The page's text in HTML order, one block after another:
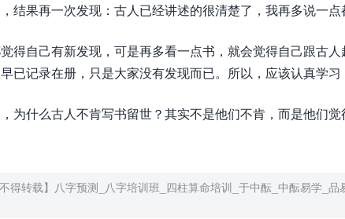
结果再一次发现：古人已经讲述的很清楚了，我再多说一点
得自己有新发现，可是再多看一点书，就会觉得自己跟古
已记录在册，只是大家没有发现而已。所以，应该认真学习
为什么古人不肯写书留世？其实不是他们不肯，而是他们
得转载】 八字预测_八字培训班_四柱算命培训_于中酝_中酝易学_品